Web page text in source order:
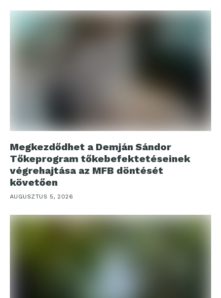
Megkezdődhet a Demján Sándor
Tőkeprogram tőkebefektetéseinek
végrehajtása az MFB döntését
követően
AUGUSZTUS 5, 2026